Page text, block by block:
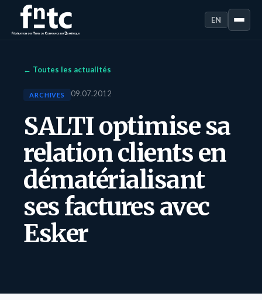
EN
← Toutes les actualités
ARCHIVES 09.07.2012
SALTI optimise sa
relation clients en
dématérialisant
ses factures avec
Esker